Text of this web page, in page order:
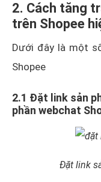
2. Cách tăng
trên Shopee
Dưới đây là một
Shopee
2.1 Đặt link sản
phần webchat
Đặt link